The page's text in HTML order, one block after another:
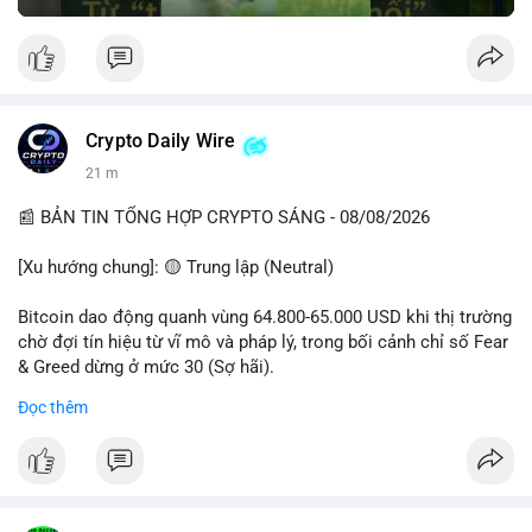
Crypto Daily Wire
21 m
📰 BẢN TIN TỔNG HỢP CRYPTO SÁNG - 08/08/2026
[Xu hướng chung]: 🟡 Trung lập (Neutral)
Bitcoin dao động quanh vùng 64.800-65.000 USD khi thị trường
chờ đợi tín hiệu từ vĩ mô và pháp lý, trong bối cảnh chỉ số Fear
& Greed dừng ở mức 30 (Sợ hãi).
- Thị trường & Giá cả: Chuỗi giao dịch cá voi BTC diễn ra dày
triệu USD lúc 08:19 UTC và 61,37 BTC (gần 4 triệu USD) lúc
Đọc thêm